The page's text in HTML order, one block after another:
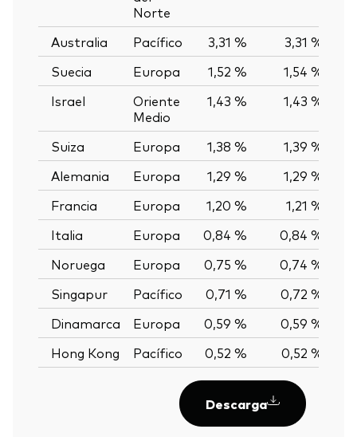
Norte
Australia
Pacífico 3,31 % 3,31 %
Suecia
Europa 1,52 % 1,54 %
Israel
Oriente
Medio
1,43 % 1,43 %
Suiza Europa 1,38 % 1,39 %
Alemania
Europa 1,29 % 1,29 %
Francia
Europa 1,20 % 1,21 %
Italia
Europa 0,84 % 0,84 %
Noruega
Europa 0,75 % 0,74 %
Singapur
Pacífico 0,71 % 0,72 %
Dinamarca
Europa 0,59 % 0,59 %
Hong Kong
Pacífico 0,52 % 0,52 %
Descarga